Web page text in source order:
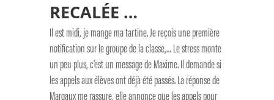
RECALÉE …
Il est midi, je mange ma tartine. Je reçois une première
notification sur le groupe de la classe,… Le stress monte
un peu plus, c’est un message de Maxime. Il demande si
les appels aux élèves ont déjà été passés. La réponse de
Margaux me rassure, elle annonce que les appels pour